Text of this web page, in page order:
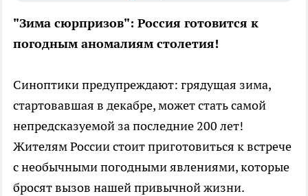
"Зима сюрпризов": Россия готовится к
погодным аномалиям столетия!
Синоптики предупреждают: грядущая зима,
стартовавшая в декабре, может стать самой
непредсказуемой за последние 200 лет!
Жителям России стоит приготовиться к встрече
с необычными погодными явлениями, которые
бросят вызов нашей привычной жизни.